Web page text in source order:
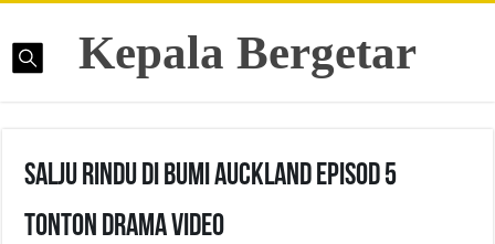
Kepala Bergetar
Salju Rindu Di Bumi Auckland Episod 5
Tonton Drama Video